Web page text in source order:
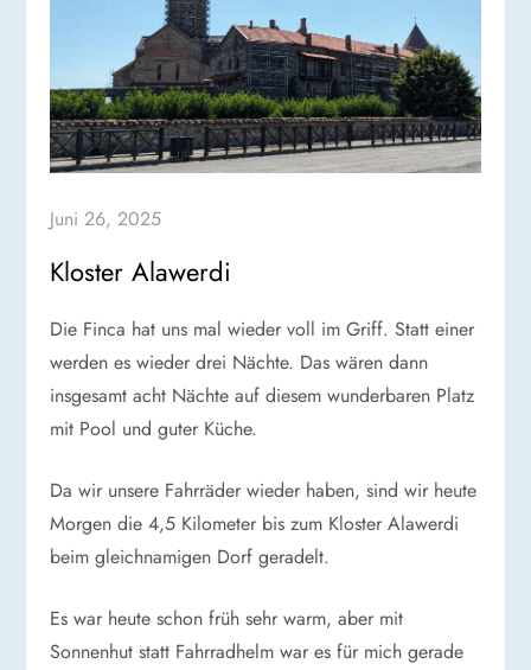
Juni 26, 2025
Kloster Alawerdi
Die Finca hat uns mal wieder voll im Griff. Statt einer
werden es wieder drei Nächte. Das wären dann
insgesamt acht Nächte auf diesem wunderbaren Platz
mit Pool und guter Küche.
Da wir unsere Fahrräder wieder haben, sind wir heute
Morgen die 4,5 Kilometer bis zum Kloster Alawerdi
beim gleichnamigen Dorf geradelt.
Es war heute schon früh sehr warm, aber mit
Sonnenhut statt Fahrradhelm war es für mich gerade